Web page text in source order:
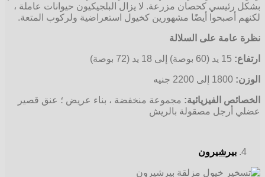
بشكل رئيسي كحصان مزرعة. لا يزال البلجيكيون حيوانات عاملة ،
لكنهم أصبحوا أيضًا مشهورين كخيول استعراضية ولركوب المتعة.
نظرة عامة على السلالة
ارتفاع:
الوزن:
الخصائص الفيزيائية: مجموعة منخفضة ، بناء عريض ؛ عنق قصير
عضلي أرجل مصقولة بالريش
بيرشيرون